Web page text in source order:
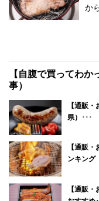
か
【自腹で買ってわ
事）
【通販
県）･･･
【通販
ンキング
【通販